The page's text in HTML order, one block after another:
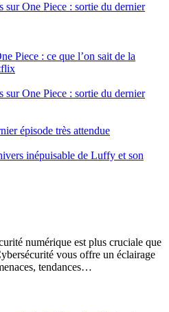
sur One Piece : sortie du dernier
Piece : ce que l’on sait de la
sur One Piece : sortie du dernier
épisode très attendue
inépuisable de Luffy et son
numérique est plus cruciale que
vous offre un éclairage
tendances…